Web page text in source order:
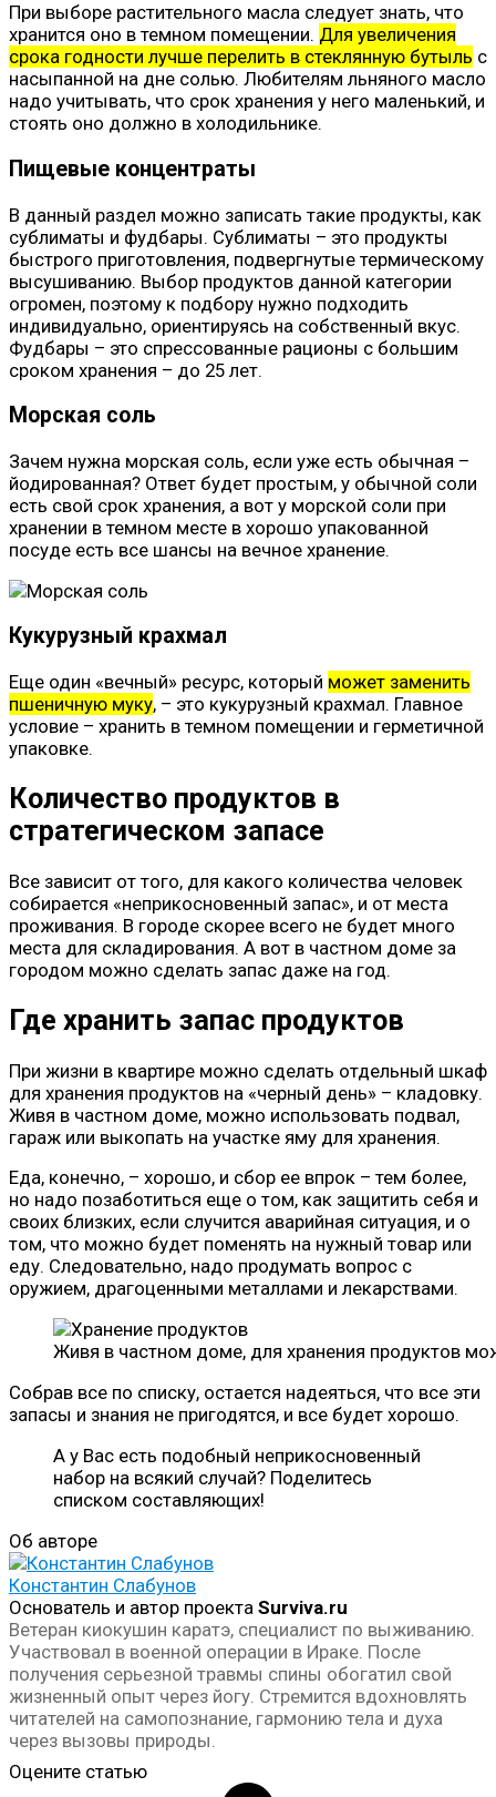
При выборе растительного масла следует знать, что
хранится оно в темном помещении. Для увеличения
срока годности лучше перелить в стеклянную бутыль с
насыпанной на дне солью. Любителям льняного масло
надо учитывать, что срок хранения у него маленький, и
стоять оно должно в холодильнике.
Пищевые концентраты
В данный раздел можно записать такие продукты, как
сублиматы и фудбары. Сублиматы – это продукты
быстрого приготовления, подвергнутые термическому
высушиванию. Выбор продуктов данной категории
огромен, поэтому к подбору нужно подходить
индивидуально, ориентируясь на собственный вкус.
Фудбары – это спрессованные рационы с большим
сроком хранения – до 25 лет.
Морская соль
Зачем нужна морская соль, если уже есть обычная –
йодированная? Ответ будет простым, у обычной соли
есть свой срок хранения, а вот у морской соли при
хранении в темном месте в хорошо упакованной
посуде есть все шансы на вечное хранение.
Кукурузный крахмал
Еще один «вечный» ресурс, который может заменить
пшеничную муку, – это кукурузный крахмал. Главное
условие – хранить в темном помещении и герметичной
упаковке.
Количество продуктов в
стратегическом запасе
Все зависит от того, для какого количества человек
собирается «неприкосновенный запас», и от места
проживания. В городе скорее всего не будет много
места для складирования. А вот в частном доме за
городом можно сделать запас даже на год.
Где хранить запас продуктов
При жизни в квартире можно сделать отдельный шкаф
для хранения продуктов на «черный день» – кладовку.
Живя в частном доме, можно использовать подвал,
гараж или выкопать на участке яму для хранения.
Еда, конечно, – хорошо, и сбор ее впрок – тем более,
но надо позаботиться еще о том, как защитить себя и
своих близких, если случится аварийная ситуация, и о
том, что можно будет поменять на нужный товар или
еду. Следовательно, надо продумать вопрос с
оружием, драгоценными металлами и лекарствами.
Живя в частном доме, для хранения продуктов
Собрав все по списку, остается надеяться, что все эти
запасы и знания не пригодятся, и все будет хорошо.
А у Вас есть подобный неприкосновенный
набор на всякий случай? Поделитесь
списком составляющих!
Об авторе
Константин Слабунов
Основатель и автор проекта Surviva.ru
Ветеран киокушин каратэ, специалист по выживанию.
Участвовал в военной операции в Ираке. После
получения серьезной травмы спины обогатил свой
жизненный опыт через йогу. Стремится вдохновлять
читателей на самопознание, гармонию тела и духа
через вызовы природы.
Оцените статью